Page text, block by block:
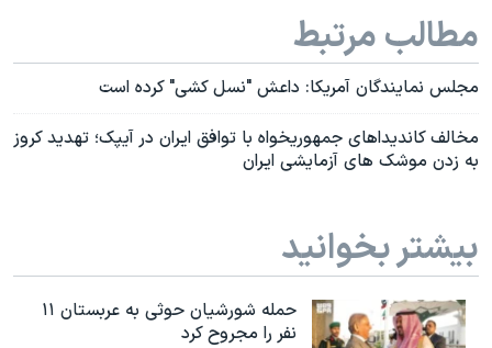
مطالب مرتبط
مجلس نمایندگان آمریکا: داعش "نسل کشی" کرده است
مخالف کاندیداهای جمهوریخواه با توافق ایران در آیپک؛ تهدید کروز
به زدن موشک های آزمایشی ایران
بیشتر بخوانید
حمله شورشیان حوثی به عربستان ۱۱
نفر را مجروح کرد